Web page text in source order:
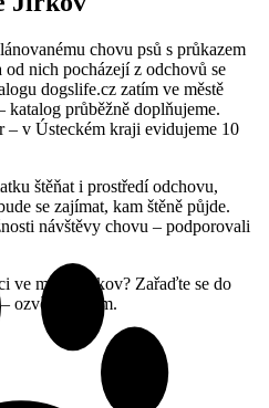
chovu psů s průkazem
nich pocházejí z odchovů se
dogslife.cz zatím ve městě
katalog průběžně doplňujeme.
– v Ústeckém kraji evidujeme 10
štěňat i prostředí odchovu,
se zajímat, kam štěně půjde.
návštěvy chovu – podporovali
ve městě Jirkov? Zařaďte se do
ozvěte se nám.